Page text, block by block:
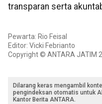
transparan serta
Pewarta: Rio Feisal
Editor: Vicki Febrianto
Copyright © ANTARA JATIM
Dilarang keras mengambil
pengindeksan otomatis untuk
Kantor Berita ANTARA.